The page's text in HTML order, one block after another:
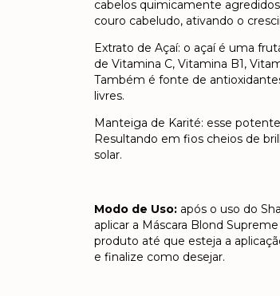
cabelos quimicamente
couro cabeludo, ativando o
Extrato de Açaí: o açaí é uma
de Vitamina C, Vitamina B1,
Também é fonte de
livres.
Manteiga de Karité: esse
Resultando em fios cheios de
solar.
Modo de Uso: após o uso do
aplicar a Máscara Blond
produto até que esteja a
e finalize como desejar.